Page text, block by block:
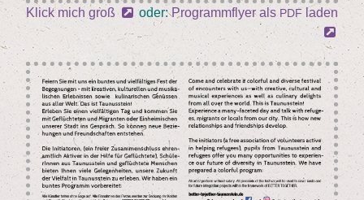
Klick mich groß oder:Pro­gramm­fly­er alsPDF laden